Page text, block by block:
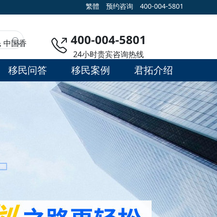
繁體 预约咨询 400-004-5801
中国香 400-004-5801
24小时贵宾咨询热线
移民问答 移民案例 君拓介绍